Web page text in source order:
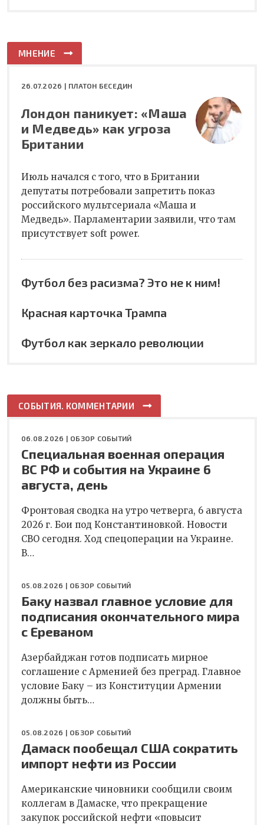
МНЕНИЕ
26.07.2026 | ПЛАТОН БЕСЕДИН
Лондон паникует: «Маша
и Медведь» как угроза
Британии
Июль начался с того, что в Британии
депутаты потребовали запретить показ
российского мультсериала «Маша и
Медведь». Парламентарии заявили, что там
присутствует soft power.
Футбол без расизма? Это не к ним!
Красная карточка Трампа
Футбол как зеркало революции
СОБЫТИЯ. КОММЕНТАРИИ
06.08.2026 | ОБЗОР СОБЫТИЙ
Специальная военная операция
ВС РФ и события на Украине 6
августа, день
Фронтовая сводка на утро четверга, 6 августа
2026 г. Бои под Константиновкой. Новости
СВО сегодня. Ход спецоперации на Украине.
В…
05.08.2026 | ОБЗОР СОБЫТИЙ
Баку назвал главное условие для
подписания окончательного мира
с Ереваном
Азербайджан готов подписать мирное
соглашение с Арменией без преград. Главное
условие Баку – из Конституции Армении
должны быть…
05.08.2026 | ОБЗОР СОБЫТИЙ
Дамаск пообещал США сократить
импорт нефти из России
Американские чиновники сообщили своим
коллегам в Дамаске, что прекращение
закупок российской нефти «повысит